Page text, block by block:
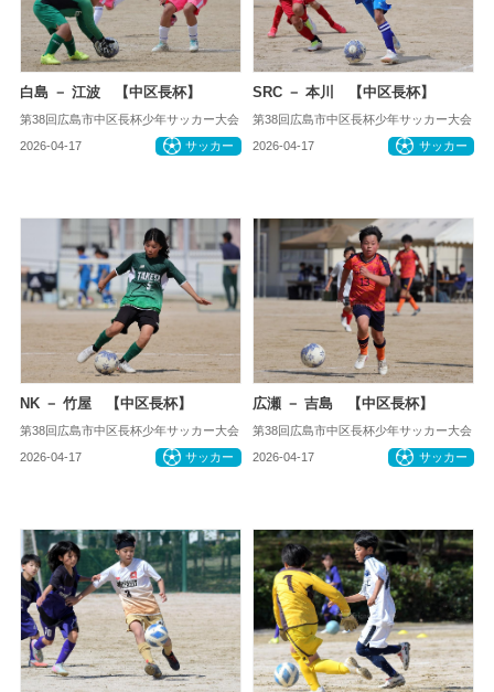
白島 － 江波 【中区長杯】
第38回広島市中区長杯少年サッカー大会
2026-04-17 サッカー
SRC － 本川 【中区長杯】
第38回広島市中区長杯少年サッカー大会
2026-04-17 サッカー
NK － 竹屋 【中区長杯】
第38回広島市中区長杯少年サッカー大会
2026-04-17 サッカー
広瀬 － 吉島 【中区長杯】
第38回広島市中区長杯少年サッカー大会
2026-04-17 サッカー